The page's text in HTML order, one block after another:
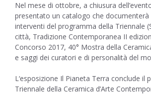
Nel mese di ottobre, a chiusura
presentato un catalogo che
interventi del programma della Triennale
città, Tradizione Contemporanea II
Concorso 2017, 40° Mostra della
e saggi dei curatori e di personalità del
L‘esposizione Il Pianeta Terra conclude il
Triennale della Ceramica d’Arte